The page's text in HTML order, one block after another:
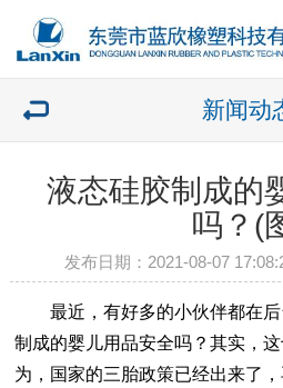
新闻动
液态硅胶制成的
吗？(
发布日期：2021-08-07
最近，有好多的小伙伴都在后
制成的婴儿用品安全吗？其实，
为，国家的三胎政策已经出来了